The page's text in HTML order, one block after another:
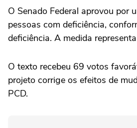
O Senado Federal aprovou por
pessoas com deficiência,
deficiência. A medida
O texto recebeu 69 votos
projeto corrige os efeitos de
PCD.